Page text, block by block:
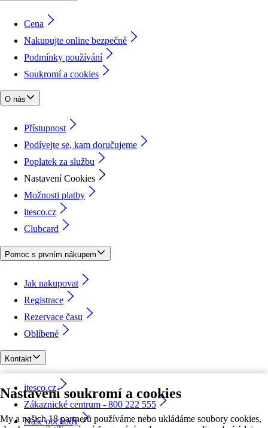
Nastavení soukromí a cookies
My a našich 18 partnerů používáme nebo ukládáme soubory cookies,
Cena
Nakupujte online bezpečně
Podmínky používání
Soukromí a cookies
O nás
Přístupnost
Podívejte se, kam doručujeme
Poplatek za službu
Nastavení Cookies
Možnosti platby
itesco.cz
Clubcard
Pomoc s prvním nákupem
Jak nakupovat
Registrace
Rezervace času
Oblíbené
Kontakt
itesco.cz
Zákaznické centrum - 800 222 555
Naše obchody